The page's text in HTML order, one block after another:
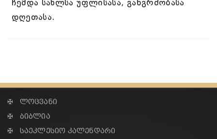
ჩემდა სახლსა უფლისასა, განგრძობასა
დღეთასა.
✠ ლოცვანი
✠ ბიბლია
✠ საეკლესიო კალენდარი